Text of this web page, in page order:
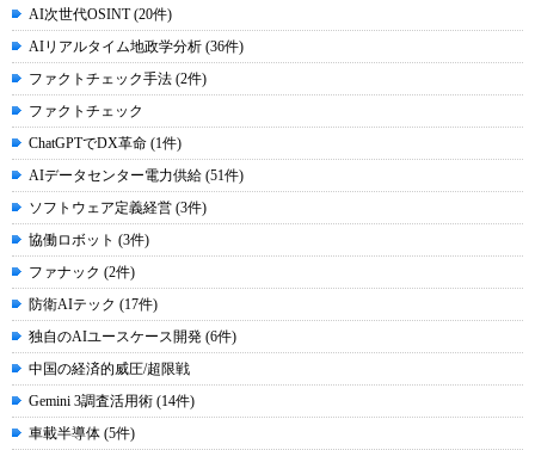
AI次世代OSINT (20件)
AIリアルタイム地政学分析 (36件)
ファクトチェック手法 (2件)
ファクトチェック
ChatGPTでDX革命 (1件)
AIデータセンター電力供給 (51件)
ソフトウェア定義経営 (3件)
協働ロボット (3件)
ファナック (2件)
防衛AIテック (17件)
独自のAIユースケース開発 (6件)
中国の経済的威圧/超限戦
Gemini 3調査活用術 (14件)
車載半導体 (5件)